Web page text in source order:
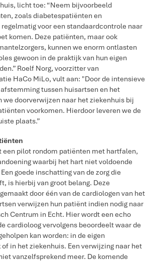
licht toe: “Neem bijvoorbeeld
zoals diabetespatiënten en
voor een standaardcontrole naar
komen. Deze patiënten, maar ook
kunnen we enorm ontlasten
gewoon in de praktijk van hun eigen
Roelf Norg, voorzitter van
HaCo MiLo, vult aan: "Door de intensieve
tussen huisartsen en het
we doorverwijzen naar het ziekenhuis bij
voorkomen. Hierdoor leveren we de
plaats.”
een pilot rondom patiënten met hartfalen,
waarbij het hart niet voldoende
goede inschatting van de zorg die
is hierbij van groot belang. Deze
door één van de cardiologen van het
verwijzen hun patiënt indien nodig naar
Centrum in Echt. Hier wordt een echo
cardioloog vervolgens beoordeelt waar de
kan worden: in de eigen
in het ziekenhuis. Een verwijzing naar het
vanzelfsprekend meer. De komende